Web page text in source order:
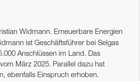
Widmann. Erneuerbare Energien
ist Geschäftsführer bei Selgas
Anschlüssen im Land. Das
März 2025. Parallel dazu hat
ebenfalls Einspruch erhoben.